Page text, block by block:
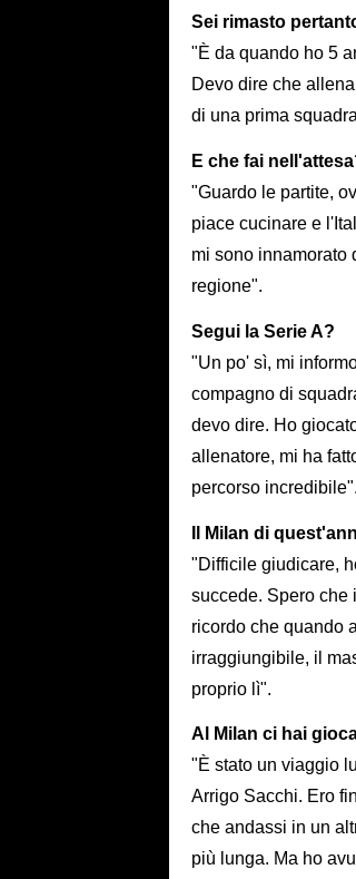
Sei rimasto
"È da quando ho 5
Devo dire che
di una prima
E che fai
"Guardo le partite,
piace cucinare e
mi sono innamorato
regione".
Segui la Serie A?
"Un po' sì, mi
compagno di
devo dire. Ho
allenatore, mi ha
percorso incredibile".
Il Milan di
"Difficile giudicare,
succede. Spero che
ricordo che quando
irraggiungibile, il
proprio lì".
Al Milan ci hai
"È stato un viaggio
Arrigo Sacchi. Ero
che andassi in un
più lunga. Ma ho